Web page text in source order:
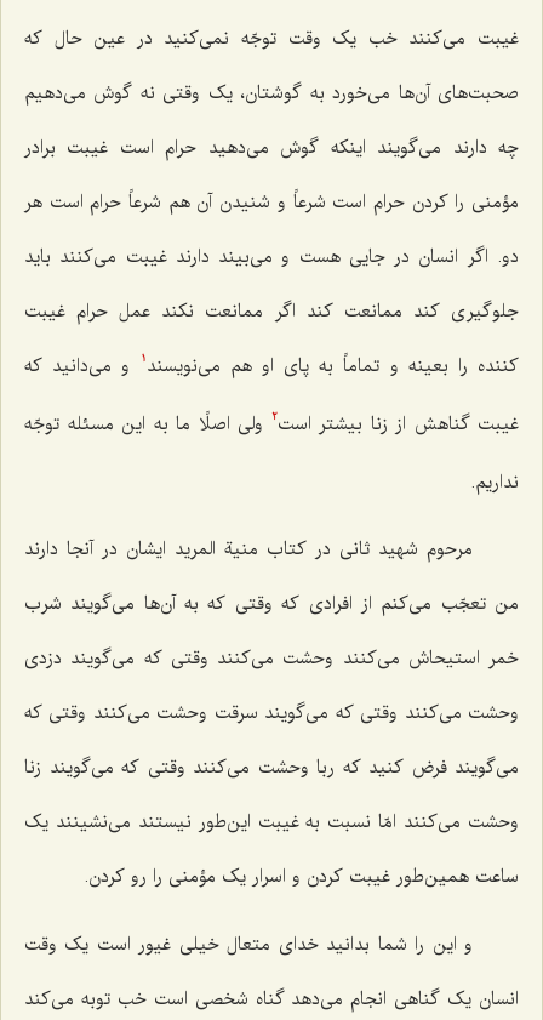
غیبت می‌کنند خب یک وقت توجّه نمی‌کنید در عین حال که
صحبت‌های آن‌ها می‌خورد به گوشتان، یک وقتی نه گوش می‌دهیم
چه دارند می‌گویند اینکه گوش می‌دهید حرام است غیبت برادر
مؤمنی را کردن حرام است شرعاً و شنیدن آن هم شرعاً حرام است هر
دو. اگر انسان در جایی هست و می‌بیند دارند غیبت می‌کنند باید
جلوگیری کند ممانعت کند اگر ممانعت نکند عمل حرام غیبت
کننده را بعینه و تماماً به پای او هم می‌نویسند 1
و می‌دانید که
غیبت گناهش از زنا بیشتر است‌2
ولی اصلًا ما به این مسئله توجّه
نداریم.
مرحوم شهید ثانی در کتاب منیة المرید ایشان در آنجا دارند
من تعجّب می‌کنم از افرادی که وقتی که به آن‌ها می‌گویند شرب
خمر استیحاش می‌کنند وحشت می‌کنند وقتی که می‌گویند دزدی
وحشت می‌کنند وقتی که می‌گویند سرقت وحشت می‌کنند وقتی که
می‌گویند فرض کنید که ربا وحشت می‌کنند وقتی که می‌گویند زنا
وحشت می‌کنند امّا نسبت به غیبت این‌طور نیستند می‌نشینند یک
ساعت همین‌طور غیبت کردن و اسرار یک مؤمنی را رو کردن.
و این را شما بدانید خدای متعال خیلی غیور است یک وقت
انسان یک گناهی انجام می‌دهد گناه شخصی است خب توبه می‌کند